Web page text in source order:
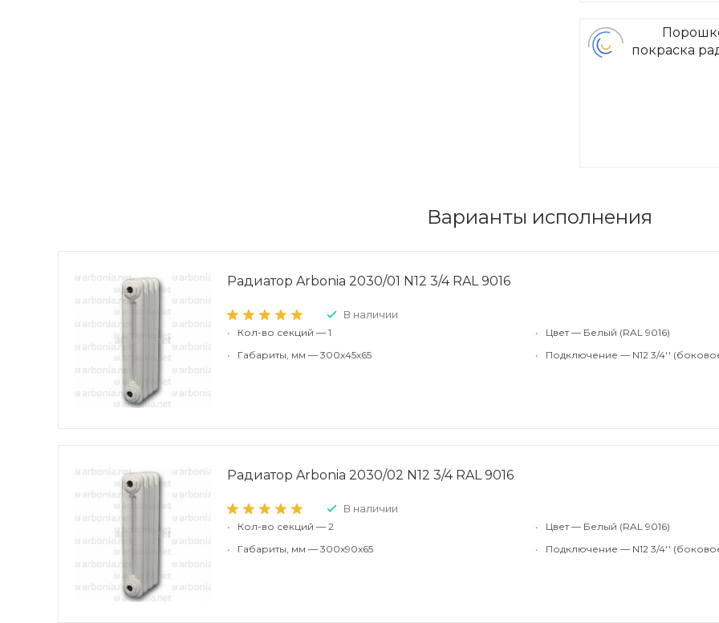
покраска
Варианты исполнения
Радиатор Arbonia 2030/01 N12 3/4 RAL 9016
В наличии
•
Кол-во секций — 1
•
Габариты, мм — 300x45x65
•
Цвет — Белый (RAL 9016)
•
Подключение — N12 3/4''
Радиатор Arbonia 2030/02 N12 3/4 RAL 9016
В наличии
•
Кол-во секций — 2
•
Габариты, мм — 300x90x65
•
Цвет — Белый (RAL 9016)
•
Подключение — N12 3/4''